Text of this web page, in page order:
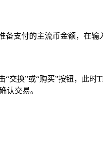
支付的主流币金额，在
交换”或“购买”按钮，此
认交易。